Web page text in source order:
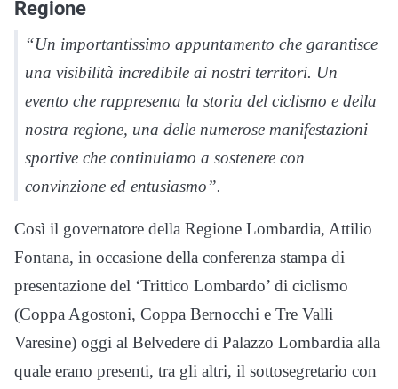
Regione
“Un importantissimo appuntamento che garantisce
una visibilità incredibile ai nostri territori. Un
evento che rappresenta la storia del ciclismo e della
nostra regione, una delle numerose manifestazioni
sportive che continuiamo a sostenere con
convinzione ed entusiasmo”.
Così il governatore della Regione Lombardia, Attilio
Fontana, in occasione della conferenza stampa di
presentazione del ‘Trittico Lombardo’ di ciclismo
(Coppa Agostoni, Coppa Bernocchi e Tre Valli
Varesine) oggi al Belvedere di Palazzo Lombardia alla
quale erano presenti, tra gli altri, il sottosegretario con